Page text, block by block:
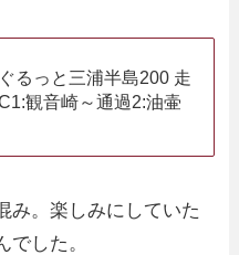
るっと三浦半島200 走
観音崎～通過2:油壷
み。楽しみにしていた
した。